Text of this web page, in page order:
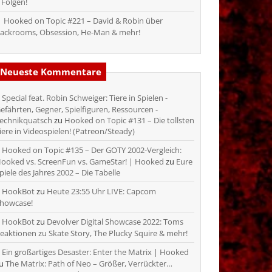
Hooked on Topic #221 – David & Robin über
Obsession, He-Man & mehr!
Neueste Kommentare
Special feat. Robin Schweiger: Tiere in Spielen -
Gegner, Spielfiguren, Ressourcen -
zu Hooked on Topic #131 – Die tollsten
in Videospielen! (Patreon/Steady)
Hooked on Topic #135 – Der GOTY 2002-Vergleich:
vs. ScreenFun vs. GameStar! | Hooked zu Eure
des Jahres 2002 – Die Tabelle
HookBotzu Heute 23:55 Uhr LIVE: Capcom
HookBotzu Devolver Digital Showcase 2022: Toms
zu Skate Story, The Plucky Squire & mehr!
Ein großartiges Desaster: Enter the Matrix | Hooked
The Matrix: Path of Neo – Größer, Verrückter…